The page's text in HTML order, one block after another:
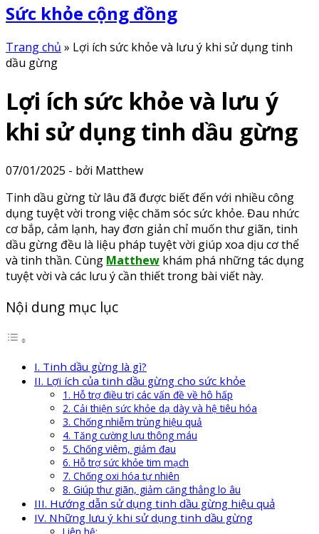
Sức khỏe cộng đồng
Trang chủ » Lợi ích sức khỏe và lưu ý khi sử dụng tinh
dầu gừng
Lợi ích sức khỏe và lưu ý
khi sử dụng tinh dầu gừng
07/01/2025 - bởi Matthew
Tinh dầu gừng từ lâu đã được biết đến với nhiều công
dụng tuyệt vời trong việc chăm sóc sức khỏe. Đau nhức
cơ bắp, cảm lạnh, hay đơn giản chỉ muốn thư giãn, tinh
dầu gừng đều là liệu pháp tuyệt vời giúp xoa dịu cơ thể
và tinh thần. Cùng Matthew khám phá những tác dụng
tuyệt vời và các lưu ý cần thiết trong bài viết này.
Nội dung mục lục
I. Tinh dầu gừng là gì?
II. Lợi ích của tinh dầu gừng cho sức khỏe
1. Hỗ trợ điều trị các vấn đề về hô hấp
2. Cải thiện sức khỏe dạ dày và hệ tiêu hóa
3. Chống nhiễm trùng hiệu quả
4. Tăng cường lưu thông máu
5. Chống viêm, giảm đau
6. Hỗ trợ sức khỏe tim mạch
7. Chống oxi hóa tự nhiên
8. Giúp thư giãn, giảm căng thẳng lo âu
III. Hướng dẫn sử dụng tinh dầu gừng hiệu quả
IV. Những lưu ý khi sử dụng tinh dầu gừng